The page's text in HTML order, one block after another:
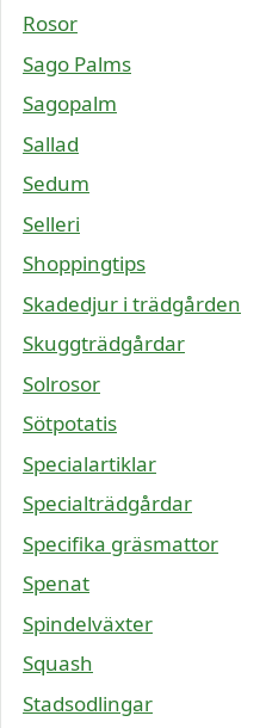
Rosor
Sago Palms
Sagopalm
Sallad
Sedum
Selleri
Shoppingtips
Skadedjur i trädgården
Skuggträdgårdar
Solrosor
Sötpotatis
Specialartiklar
Specialträdgårdar
Specifika gräsmattor
Spenat
Spindelväxter
Squash
Stadsodlingar